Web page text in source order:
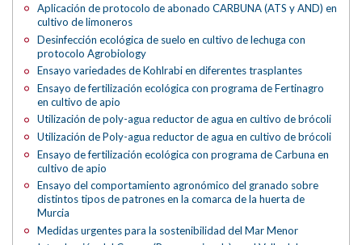
Aplicación de protocolo de abonado CARBUNA (ATS y AND) en
cultivo de limoneros
Desinfección ecológica de suelo en cultivo de lechuga con
protocolo Agrobiology
Ensayo variedades de Kohlrabi en diferentes trasplantes
Ensayo de fertilización ecológica con programa de Fertinagro
en cultivo de apio
Utilización de poly-agua reductor de agua en cultivo de brócoli
Utilización de Poly-agua reductor de agua en cultivo de brócoli
Ensayo de fertilización ecológica con programa de Carbuna en
cultivo de apio
Ensayo del comportamiento agronómico del granado sobre
distintos tipos de patrones en la comarca de la huerta de
Murcia
Medidas urgentes para la sostenibilidad del Mar Menor